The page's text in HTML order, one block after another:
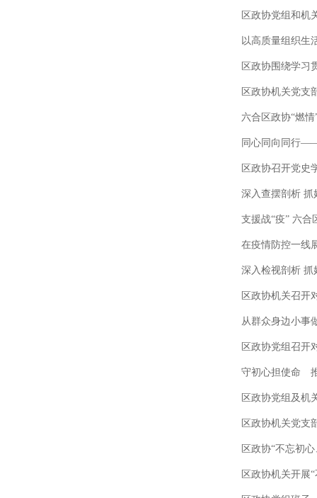
区政协党组和机
以高质量组织生
区政协围绕学习
区政协机关党支
六合区政协“燃
同心同向同行
区政协召开党史
深入查摆剖析 抓
支援战“疫” 六合
在疫情防控一线
深入检视剖析 抓
区政协机关召开
从群众身边小事
区政协党组召开
守初心担使命
区政协党组及机
区政协机关党支
区政协“不忘初
区政协机关开展